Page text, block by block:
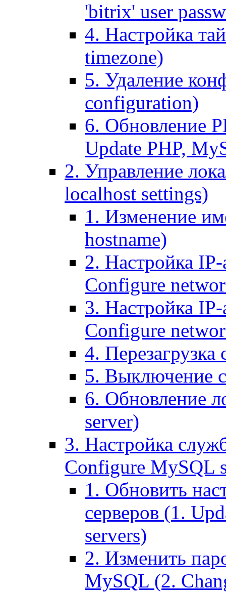
'bitrix' user
4. Настройка
timezone)
5. Удаление
configuration)
6. Обновление
Update PHP,
2. Управление
localhost settings)
1. Изменение
hostname)
2. Настройка IP-
Configure
3. Настройка
Configure
4. Перезагрузка
5. Выключение
6. Обновление
server)
3. Настройка
Configure MySQL
1. Обновить
серверов (1.
servers)
2. Изменить
MySQL (2.